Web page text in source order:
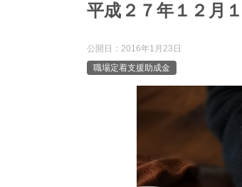
平成２７年１２月
公開日： 2016年1月23日
職場定着支援助成金